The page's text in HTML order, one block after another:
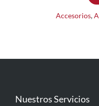
Accesorios,
Nuestros Servicios